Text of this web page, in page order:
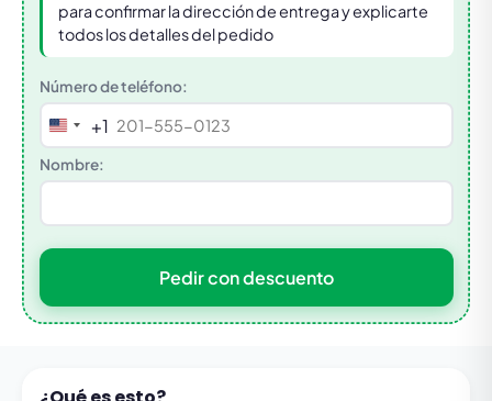
para confirmar la dirección de entrega y explicarte
todos los detalles del pedido
Número de teléfono:
United
States
+1
+1
Nombre:
Pedir con descuento